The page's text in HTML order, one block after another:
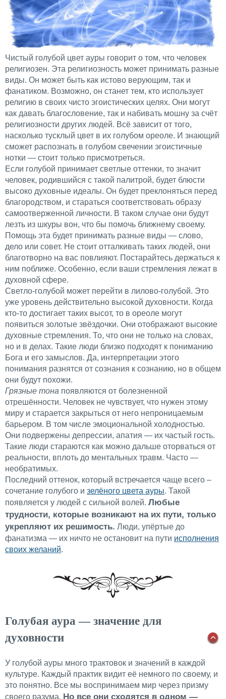
Чистый голубой цвет ауры говорит о том, что человек
религиозен. Эта религиозность может принимать разные
виды. Он может быть как истово верующим, так и
фанатиком. Возможно, он станет тем, кто использует
религию в своих чисто эгоистических целях. Они могут
как давать благословение, так и набивать мошну за счёт
религиозности других людей. Всё зависит от того,
насколько тусклый цвет в их голубом ореоле. И знающий
сможет распознать в голубом свечении эгоистичные
нотки — стоит только присмотреться.
Если голубой принимает светлые оттенки, то значит
человек, родившийся с такой палитрой, будет блюсти
высоко духовные идеалы. Он будет преклоняться перед
благородством, и стараться соответствовать образу
самоотверженной личности. В таком случае они будут
лезть из шкуры вон, что бы помочь ближнему своему.
Помощь эта будет принимать разные виды — слово,
дело или совет. Не стоит отталкивать таких людей, они
благотворно на вас повлияют. Постарайтесь держаться к
ним поближе. Особенно, если ваши стремления лежат в
духовной сфере.
Светло-голубой может перейти в лилово-голубой. Это
уже уровень действительно высокой духовности. Когда
кто-то достигает таких высот, то в ореоле могут
появиться золотые звёздочки. Они отображают высокие
духовные стремления. То, что они не только на словах,
но и в делах. Такие люди близко подходят к пониманию
Бога и его замыслов. Да, интерпретации этого
понимания разнятся от сознания к сознанию, но в общем
они будут похожи.
Грязные тона появляются от болезненной
отрешённости. Человек не чувствует, что нужен этому
миру и старается закрыться от него непроницаемым
барьером. В том числе эмоциональной холодностью.
Они подвержены депрессии, апатия — их частый гость.
Такие люди стараются как можно дальше оторваться от
реальности, вплоть до ментальных травм. Часто —
необратимых.
Последний оттенок, который встречается чаще всего –
сочетание голубого и зелёного цвета ауры. Такой
появляется у людей с сильной волей. Любые
трудности, которые возникают на их пути, только
укрепляют их решимость. Люди, упёртые до
фанатизма — их ничто не остановит на пути исполнения
своих желаний.
Голубая аура — значение для
духовности
У голубой ауры много трактовок и значений в каждой
культуре. Каждый практик видит её немного по своему, и
это понятно. Все мы воспринимаем мир через призму
своего разума. Но все они сходятся в одном —